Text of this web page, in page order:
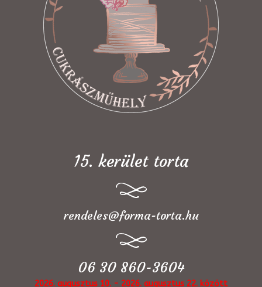
15. kerület torta
rendeles@forma-torta.hu
06 30 860-3604
2026. augusztus 10. - 2026. augusztus 22. között